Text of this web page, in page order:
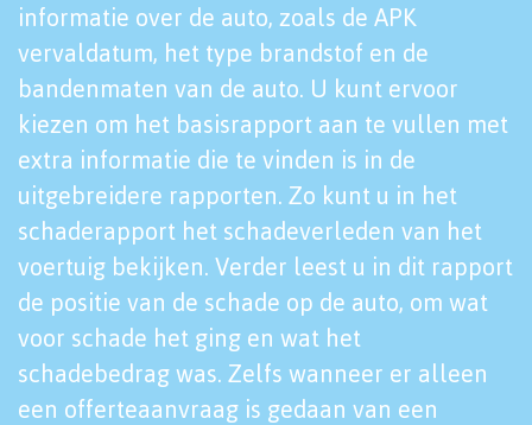
informatie over de auto, zoals de APK
vervaldatum, het type brandstof en de
bandenmaten van de auto. U kunt ervoor
kiezen om het basisrapport aan te vullen met
extra informatie die te vinden is in de
uitgebreidere rapporten. Zo kunt u in het
schaderapport het schadeverleden van het
voertuig bekijken. Verder leest u in dit rapport
de positie van de schade op de auto, om wat
voor schade het ging en wat het
schadebedrag was. Zelfs wanneer er alleen
een offerteaanvraag is gedaan van een